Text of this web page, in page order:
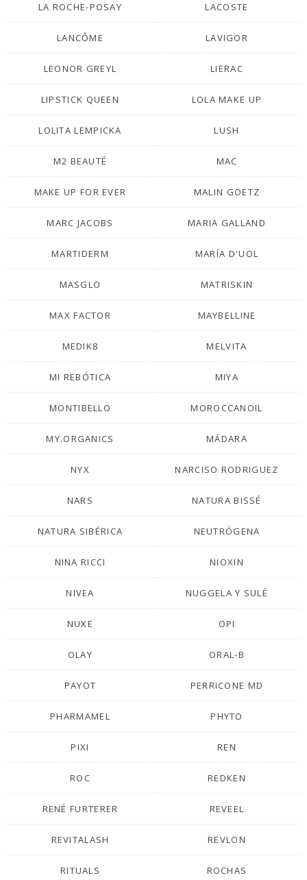
LA ROCHE-POSAY LACOSTE
LANCÔME LAVIGOR
LEONOR GREYL LIERAC
LIPSTICK QUEEN LOLA MAKE UP
LOLITA LEMPICKA LUSH
M2 BEAUTÉ MAC
MAKE UP FOR EVER MALIN GOETZ
MARC JACOBS MARIA GALLAND
MARTIDERM MARÍA D'UOL
MASGLO MATRISKIN
MAX FACTOR MAYBELLINE
MEDIK8 MELVITA
MI REBÓTICA MIYA
MONTIBELLO MOROCCANOIL
MY.ORGANICS MÁDARA
NYX NARCISO RODRIGUEZ
NARS NATURA BISSÉ
NATURA SIBÉRICA NEUTRÓGENA
NINA RICCI NIOXIN
NIVEA NUGGELA Y SULÉ
NUXE OPI
OLAY ORAL-B
PAYOT PERRICONE MD
PHARMAMEL PHYTO
PIXI REN
ROC REDKEN
RENÉ FURTERER REVEEL
REVITALASH REVLON
RITUALS ROCHAS